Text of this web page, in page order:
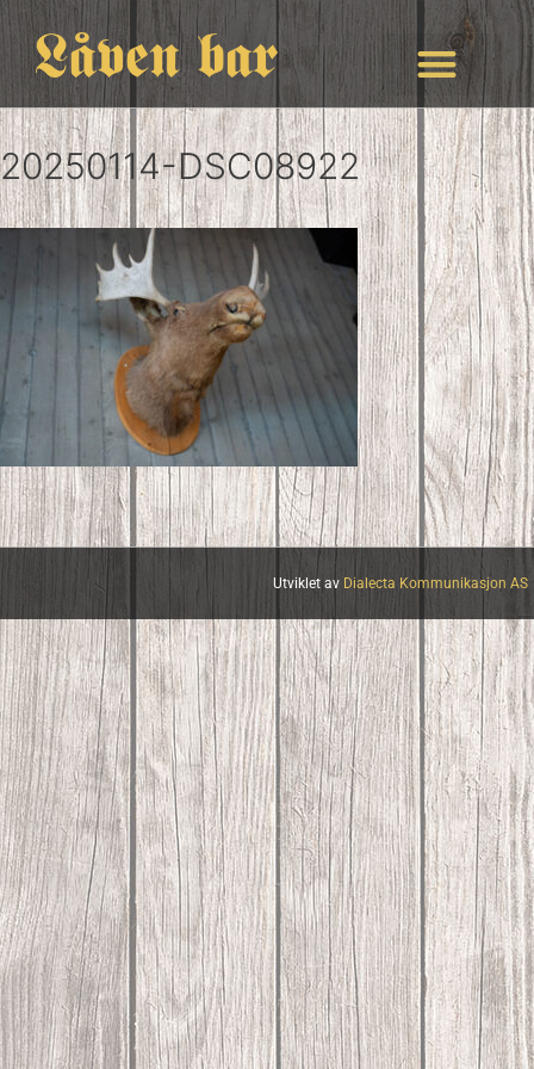
20250114-DSC08922
Utviklet av Dialecta Kommunikasjon AS